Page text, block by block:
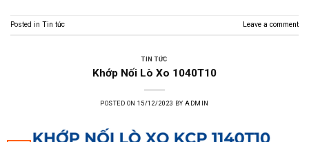
Posted in Tin tức Leave a comment
TIN TỨC
Khớp Nối Lò Xo 1040T10
POSTED ON 15/12/2023 BY ADMIN